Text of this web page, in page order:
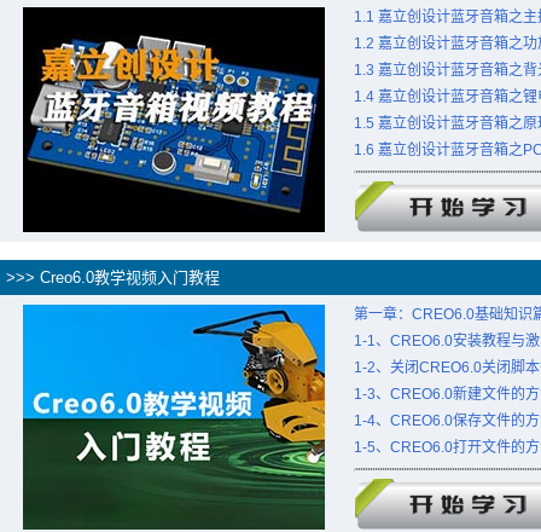
1.1 嘉立创设计蓝牙音箱之
1.2 嘉立创设计蓝牙音箱之
1.3 嘉立创设计蓝牙音箱之
1.4 嘉立创设计蓝牙音箱之
1.5 嘉立创设计蓝牙音箱之
1.6 嘉立创设计蓝牙音箱之
>>> Creo6.0教学视频入门教程
第一章：CREO6.0基础知识
1-1、CREO6.0安装教程与
1-2、关闭CREO6.0关闭脚
1-3、CREO6.0新建文件的
1-4、CREO6.0保存文件的
1-5、CREO6.0打开文件的